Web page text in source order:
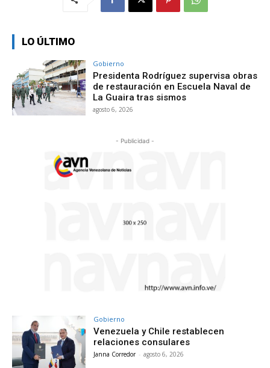
LO ÚLTIMO
Gobierno
Presidenta Rodríguez supervisa obras
de restauración en Escuela Naval de
La Guaira tras sismos
agosto 6, 2026
- Publicidad -
Gobierno
Venezuela y Chile restablecen
relaciones consulares
Janna Corredor - agosto 6, 2026